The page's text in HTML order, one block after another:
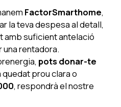
FactorSmarthome,
la teva despesa al detall,
amb suficient antelació
rentadora.
pots donar-te
quedat prou clara o
, respondrà el nostre